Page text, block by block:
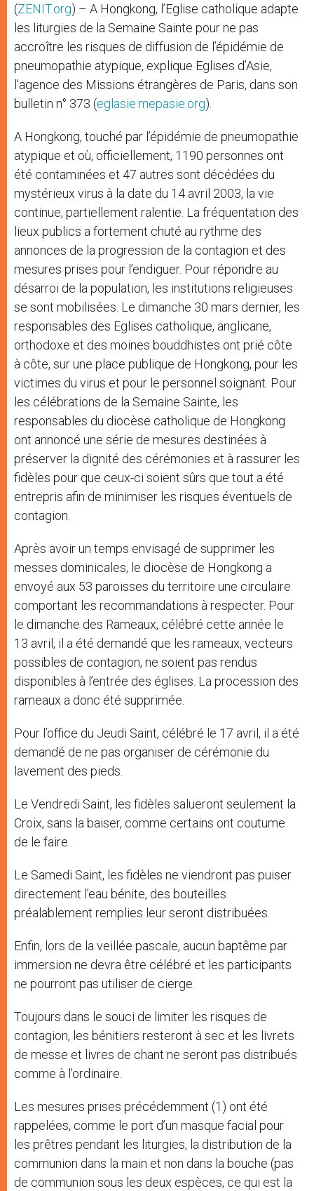
(ZENIT.org) – A Hongkong, l’Eglise catholique adapte
les liturgies de la Semaine Sainte pour ne pas
accroître les risques de diffusion de l’épidémie de
pneumopathie atypique, explique Eglises d’Asie,
l’agence des Missions étrangères de Paris, dans son
bulletin n° 373 (eglasie.mepasie.org).
A Hongkong, touché par l’épidémie de pneumopathie
atypique et où, officiellement, 1190 personnes ont
été contaminées et 47 autres sont décédées du
mystérieux virus à la date du 14 avril 2003, la vie
continue, partiellement ralentie. La fréquentation des
lieux publics a fortement chuté au rythme des
annonces de la progression de la contagion et des
mesures prises pour l’endiguer. Pour répondre au
désarroi de la population, les institutions religieuses
se sont mobilisées. Le dimanche 30 mars dernier, les
responsables des Eglises catholique, anglicane,
orthodoxe et des moines bouddhistes ont prié côte
à côte, sur une place publique de Hongkong, pour les
victimes du virus et pour le personnel soignant. Pour
les célébrations de la Semaine Sainte, les
responsables du diocèse catholique de Hongkong
ont annoncé une série de mesures destinées à
préserver la dignité des cérémonies et à rassurer les
fidèles pour que ceux-ci soient sûrs que tout a été
entrepris afin de minimiser les risques éventuels de
contagion.
Après avoir un temps envisagé de supprimer les
messes dominicales, le diocèse de Hongkong a
envoyé aux 53 paroisses du territoire une circulaire
comportant les recommandations à respecter. Pour
le dimanche des Rameaux, célébré cette année le
13 avril, il a été demandé que les rameaux, vecteurs
possibles de contagion, ne soient pas rendus
disponibles à l’entrée des églises. La procession des
rameaux a donc été supprimée.
Pour l’office du Jeudi Saint, célébré le 17 avril, il a été
demandé de ne pas organiser de cérémonie du
lavement des pieds.
Le Vendredi Saint, les fidèles salueront seulement la
Croix, sans la baiser, comme certains ont coutume
de le faire.
Le Samedi Saint, les fidèles ne viendront pas puiser
directement l’eau bénite, des bouteilles
préalablement remplies leur seront distribuées.
Enfin, lors de la veillée pascale, aucun baptême par
immersion ne devra être célébré et les participants
ne pourront pas utiliser de cierge.
Toujours dans le souci de limiter les risques de
contagion, les bénitiers resteront à sec et les livrets
de messe et livres de chant ne seront pas distribués
comme à l’ordinaire.
Les mesures prises précédemment (1) ont été
rappelées, comme le port d’un masque facial pour
les prêtres pendant les liturgies, la distribution de la
communion dans la main et non dans la bouche (pas
de communion sous les deux espèces, ce qui est la